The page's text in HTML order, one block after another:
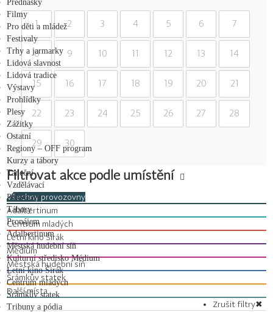
Přednášky
Filmy
Pro děti a mládež
Festivaly
Trhy a jarmarky
Lidová slavnost
Lidová tradice
Výstavy
Prohlídky
Plesy
Zážitky
Ostatní
Regiony – OFF program
Kurzy a tábory
Taneční
Vzdělávací
Pohybové
Tábory
Pronájem
Adalbertinum
Městská hudební síň
Kulturní středisko Médium
Letní kino Širák
Centrum mladých
Šrámkův statek
Tribuny a pódia
1 2 3 4 5 6 7
8 9 10 11 12 13 14
15 16 17 18 19 20 21
22 23 24 25 26 27 28
29 30
Filtrovat akce podle umístění
Všechny provozovny
Adalbertinum
Centrum mladých
Letní kino Širák
Medium
Městská hudební síň
Šrámkův statek
Další místa
Zrušit filtry✖